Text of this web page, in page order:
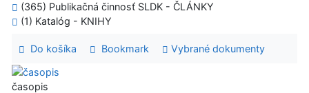
(365) Publikačná činnosť SLDK - ČLÁNKY
(1) Katalóg - KNIHY
Do košíka Bookmark Vybrané dokumenty
časopis